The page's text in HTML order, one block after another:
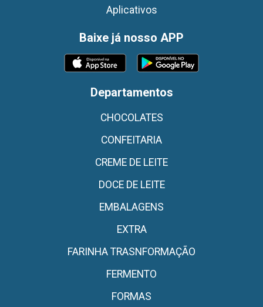
Aplicativos
Baixe já nosso APP
Departamentos
CHOCOLATES
CONFEITARIA
CREME DE LEITE
DOCE DE LEITE
EMBALAGENS
EXTRA
FARINHA TRASNFORMAÇÃO
FERMENTO
FORMAS